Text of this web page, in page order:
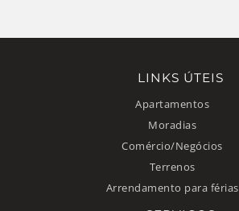
LINKS ÚTEIS
Apartamentos
Moradias
Comércio/Negócios
Terrenos
Arrendamento para férias